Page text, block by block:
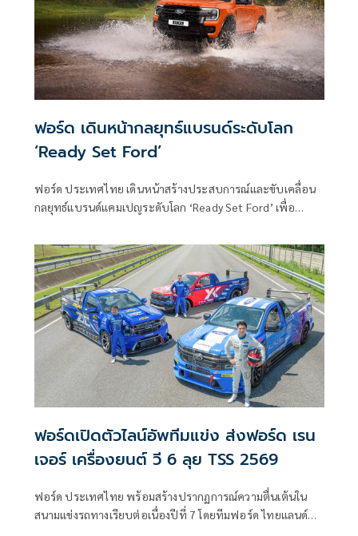
ฟอร์ด เดินหน้ากลยุทธ์แบรนด์ระดับโลก
‘Ready Set Ford’
ฟอร์ด ประเทศไทย เดินหน้าสร้างประสบการณ์และขับเคลื่อน
กลยุทธ์แบรนด์แคมเปญระดับโลก ‘Ready Set Ford’ เพื่อ
ฟอร์ดเปิดตัวไลน์อัพทีมแข่ง ส่งฟอร์ด เรน
เจอร์ เครื่องยนต์ วี 6 ลุย TSS 2569
ฟอร์ด ประเทศไทย พร้อมสร้างปรากฏการณ์ความตื่นเต้นใน
สนามแข่งรถทางเรียบต่อเนื่องปีที่ 7 โดยทีมฟอร์ด ไทยแลนด์